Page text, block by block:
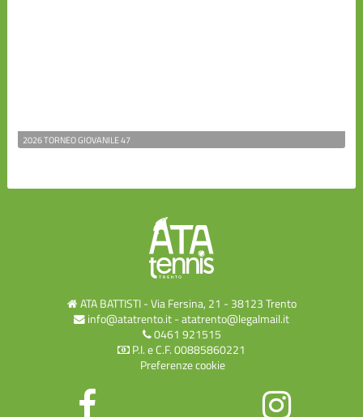
2026 TORNEO GIOVANILE 47
ATA BATTISTI - Via Fersina, 21 - 38123 Trento
info@atatrento.it - atatrento@legalmail.it
0461 921515
P.I. e C.F. 00885860221
Preferenze cookie